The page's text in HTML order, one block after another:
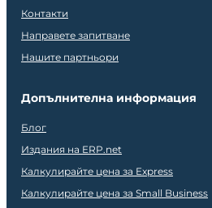
Контакти
Направете запитване
Нашите партньори
Допълнителна информация
Блог
Издания на ERP.net
Калкулирайте цена за Express
Калкулирайте цена за Small Business